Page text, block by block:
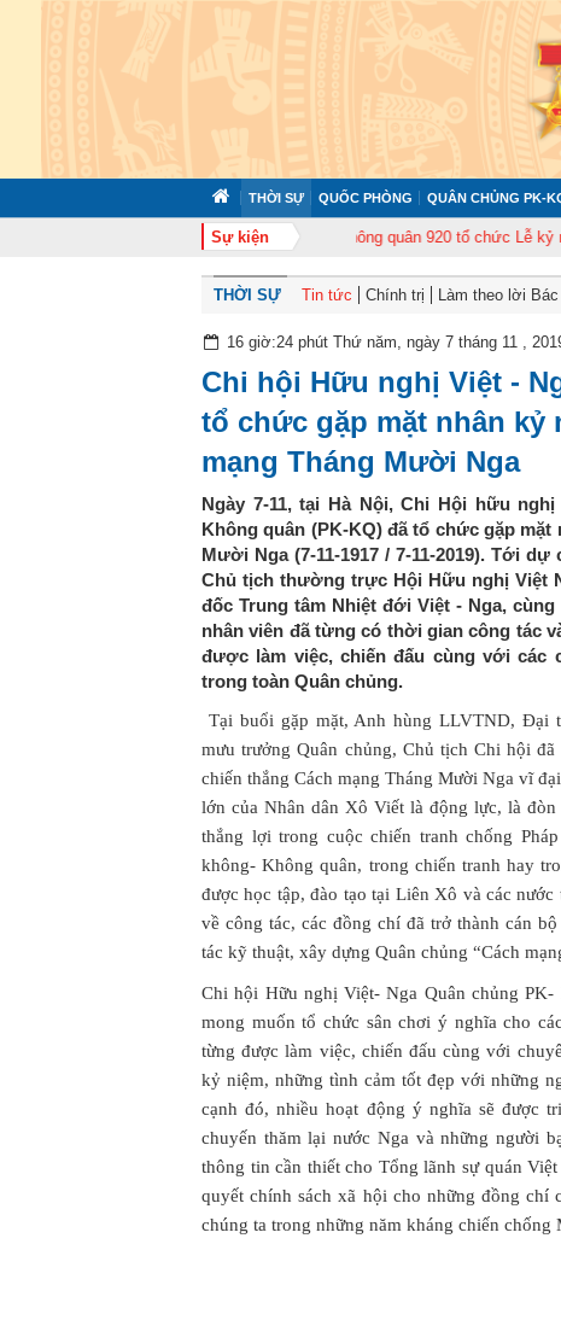
THỜI SỰ QUỐC PHÒNG QUÂN CHỦNG PK-
Sự kiện
Trung đoàn Không quân 920 tổ chức Lễ kỷ niệm
THỜI SỰ Tin tức Chính trị Làm theo lời Bác
16 giờ:24 phút Thứ năm, ngày 7 tháng 11 ,
Chi hội Hữu nghị Việt -
tổ chức gặp mặt nhân kỷ
mạng Tháng Mười Nga
Ngày 7-11, tại Hà Nội, Chi Hội hữu
Không quân (PK-KQ) đã tổ chức gặp mặt
Mười Nga (7-11-1917 / 7-11-2019). Tới
Chủ tịch thường trực Hội Hữu nghị Việt
đốc Trung tâm Nhiệt đới Việt - Nga,
nhân viên đã từng có thời gian công tác
được làm việc, chiến đấu cùng với các
trong toàn Quân chủng.
Tại buổi gặp mặt, Anh hùng LLVTND, Đại
mưu trưởng Quân chủng, Chủ tịch Chi hội
chiến thắng Cách mạng Tháng Mười Nga vĩ
lớn của Nhân dân Xô Viết là động lực, là
thắng lợi trong cuộc chiến tranh chống
không- Không quân, trong chiến tranh hay
được học tập, đào tạo tại Liên Xô và các
về công tác, các đồng chí đã trở thành cán
tác kỹ thuật, xây dựng Quân chủng “Cách
Chi hội Hữu nghị Việt- Nga Quân chủng
mong muốn tổ chức sân chơi ý nghĩa cho
từng được làm việc, chiến đấu cùng với
kỷ niệm, những tình cảm tốt đẹp với những
cạnh đó, nhiều hoạt động ý nghĩa sẽ được
chuyến thăm lại nước Nga và những người
thông tin cần thiết cho Tổng lãnh sự quán
quyết chính sách xã hội cho những đồng
chúng ta trong những năm kháng chiến chống